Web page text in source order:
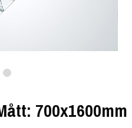
700x1600mm